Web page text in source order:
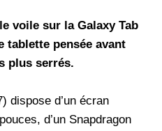
voile sur la Galaxy Tab
tablette pensée avant
plus serrés.
dispose d’un écran
d’un Snapdragon